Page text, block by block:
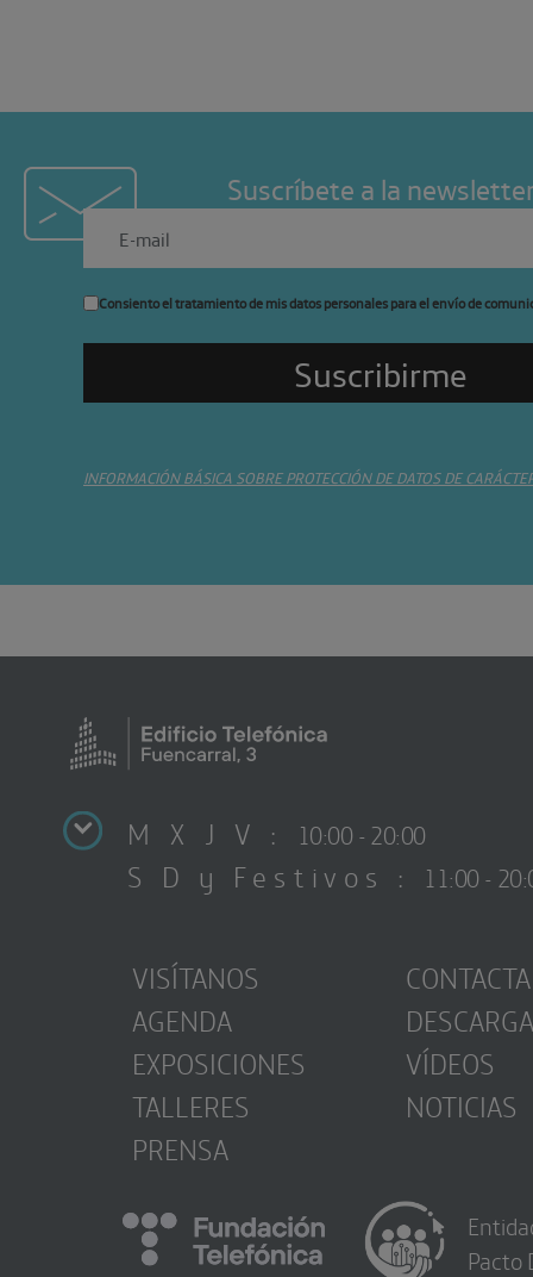
Suscríbete a la
Consiento el tratamiento de mis datos personales para el envío de
INFORMACIÓN BÁSICA SOBRE PROTECCIÓN DE DATOS DE
M X J V : 10:00 - 20:00
S D y Festivos : 11:00 -
VISÍTANOS
AGENDA
EXPOSICIONES
TALLERES
PRENSA
CONTACTA
VÍDEOS
NOTICIAS
Pacto